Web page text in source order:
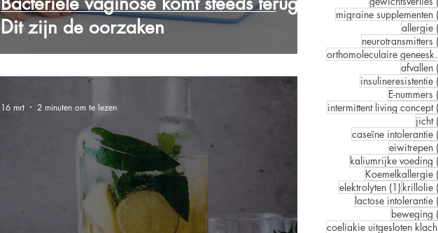
Dit zijn de oorzaken
16 mrt 2 minuten om te lezen
migraine supplementen
allergie
neurotransmitters
afvallen
insulineresistentie
E-nummers
intermittent living concept
jicht
caseïne intolerantie
eiwitrepen
kaliumrijke voeding
Koemelkallergie
elektrolyten (1) 1 post
krillolie
lactose intolerantie
beweging